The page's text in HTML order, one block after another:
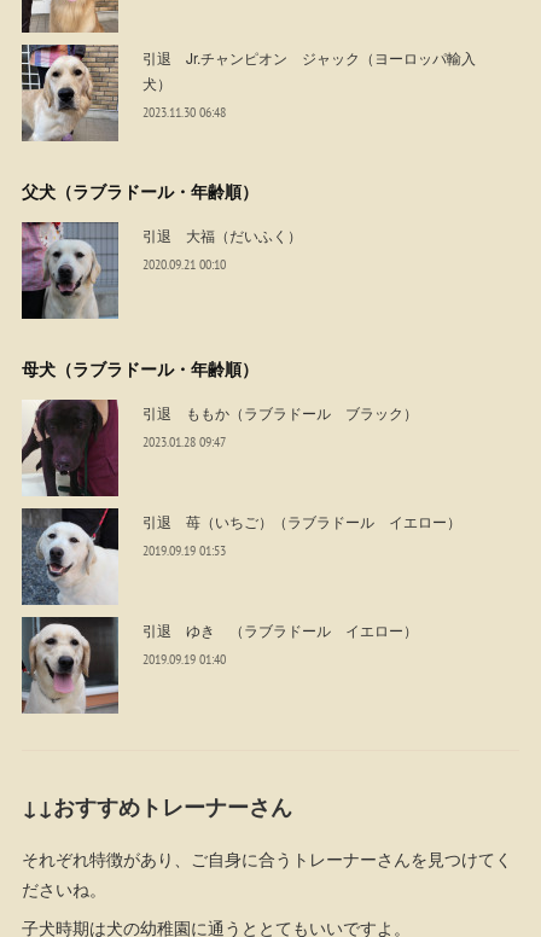
引退 Jr.チャンピオン ジャック（ヨーロッパ輸入
犬）
2023.11.30 06:48
父犬（ラブラドール・年齢順）
引退 大福（だいふく）
2020.09.21 00:10
母犬（ラブラドール・年齢順）
引退 ももか（ラブラドール ブラック）
2023.01.28 09:47
引退 苺（いちご）（ラブラドール イエロー）
2019.09.19 01:53
引退 ゆき （ラブラドール イエロー）
2019.09.19 01:40
↓↓おすすめトレーナーさん
それぞれ特徴があり、ご自身に合うトレーナーさんを見つけてく
ださいね。
子犬時期は犬の幼稚園に通うととてもいいですよ。